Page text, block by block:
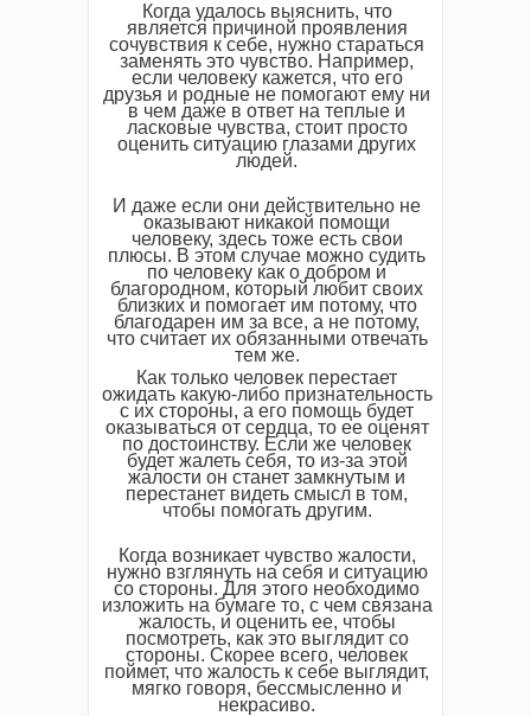
Когда удалось выяснить, что
является причиной проявления
сочувствия к себе, нужно стараться
заменять это чувство. Например,
если человеку кажется, что его
друзья и родные не помогают ему ни
в чем даже в ответ на теплые и
ласковые чувства, стоит просто
оценить ситуацию глазами других
людей.
И даже если они действительно не
оказывают никакой помощи
человеку, здесь тоже есть свои
плюсы. В этом случае можно судить
по человеку как о добром и
благородном, который любит своих
близких и помогает им потому, что
благодарен им за все, а не потому,
что считает их обязанными отвечать
тем же.
Как только человек перестает
ожидать какую-либо признательность
с их стороны, а его помощь будет
оказываться от сердца, то ее оценят
по достоинству. Если же человек
будет жалеть себя, то из-за этой
жалости он станет замкнутым и
перестанет видеть смысл в том,
чтобы помогать другим.
Когда возникает чувство жалости,
нужно взглянуть на себя и ситуацию
со стороны. Для этого необходимо
изложить на бумаге то, с чем связана
жалость, и оценить ее, чтобы
посмотреть, как это выглядит со
стороны. Скорее всего, человек
поймет, что жалость к себе выглядит,
мягко говоря, бессмысленно и
некрасиво.